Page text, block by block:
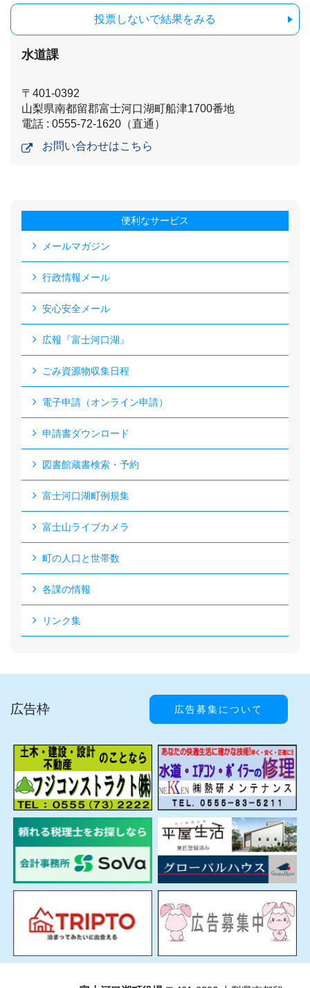
投票しないで結果をみる
水道課
〒401-0392
山梨県南都留郡富士河口湖町船津1700番地
電話 : 0555-72-1620（直通）
お問い合わせはこちら
便利なサービス
メールマガジン
行政情報メール
安心安全メール
広報『富士河口湖』
ごみ資源物収集日程
電子申請（オンライン申請）
申請書ダウンロード
図書館蔵書検索・予約
富士河口湖町例規集
富士山ライブカメラ
町の人口と世帯数
各課の情報
リンク集
広告枠 広告募集について